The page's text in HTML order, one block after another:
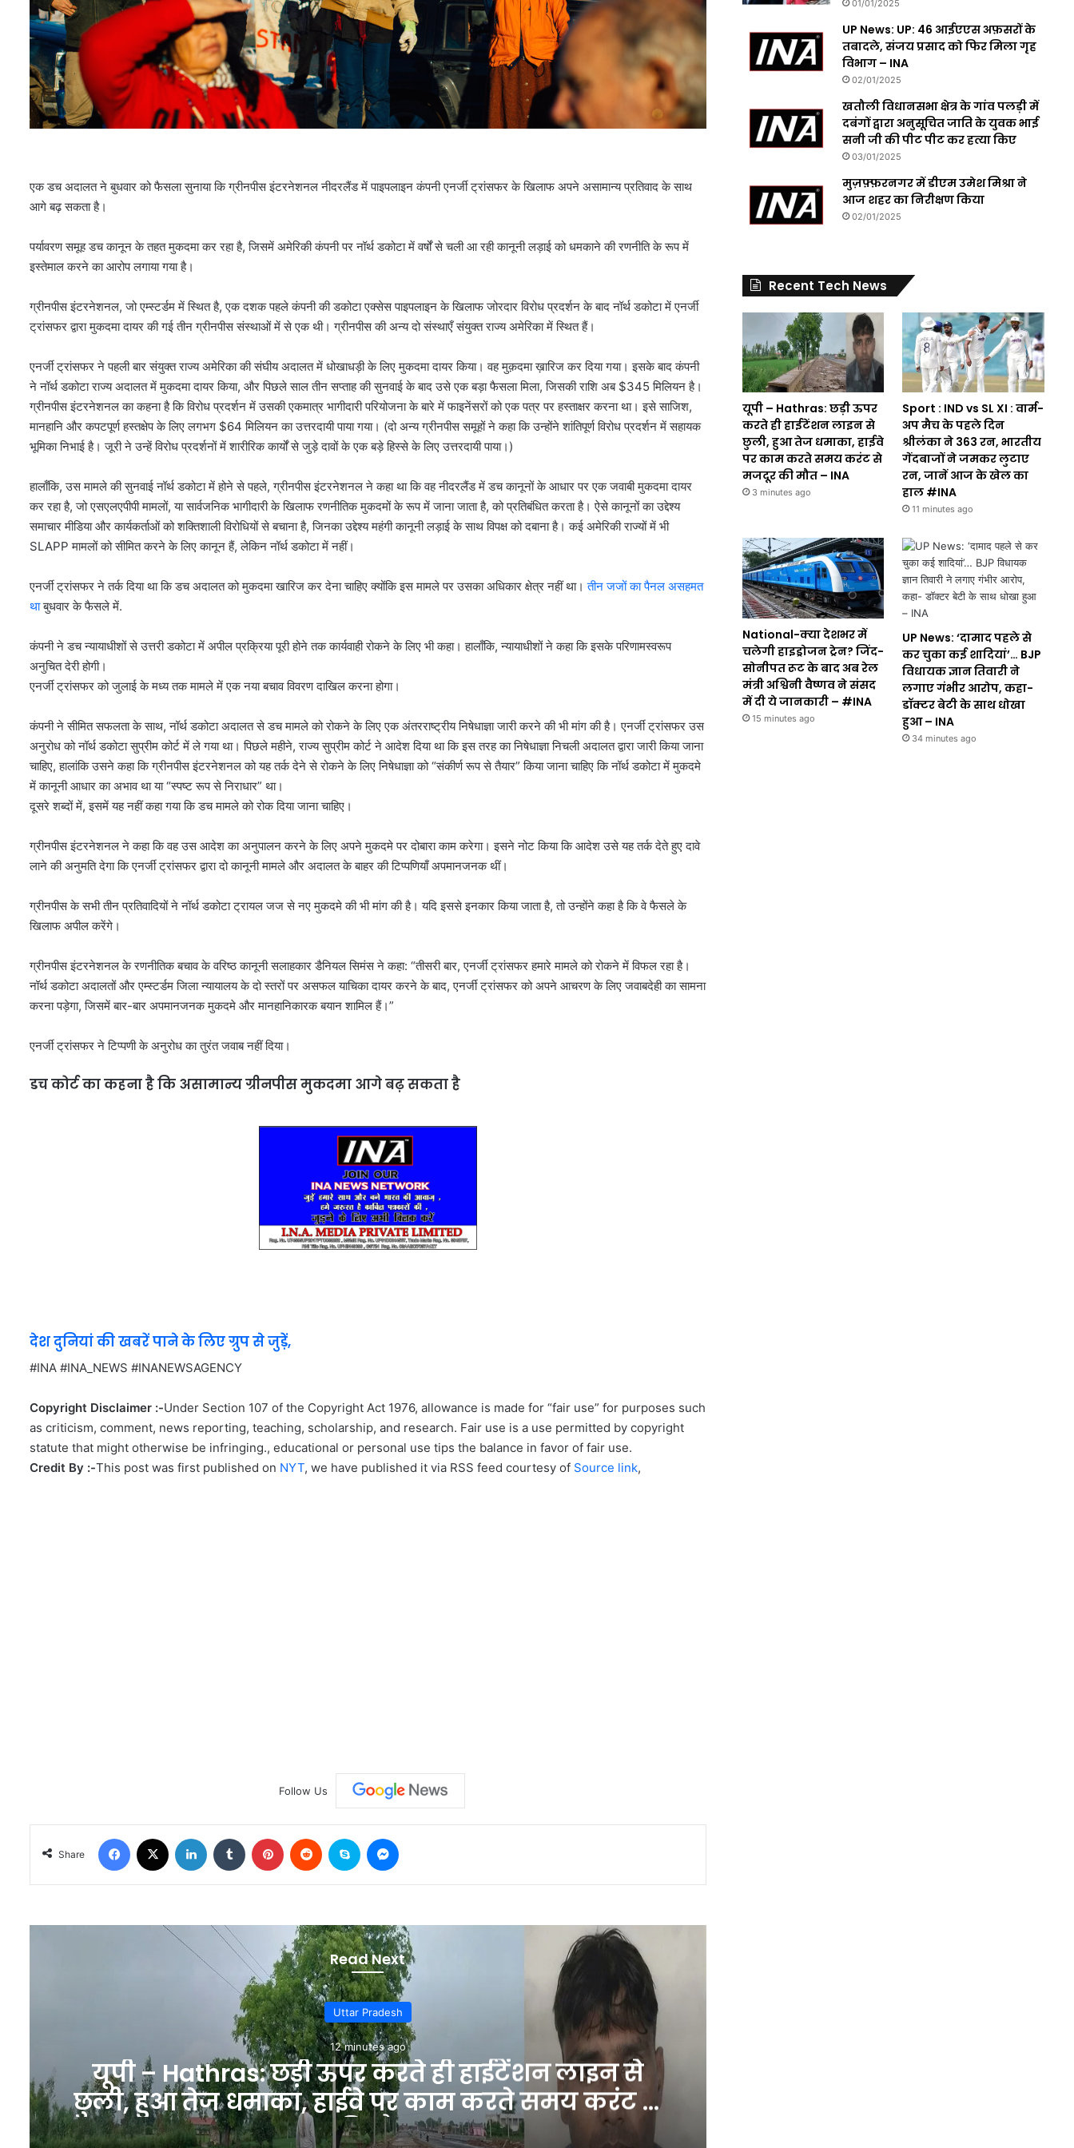
एक डच अदालत ने बुधवार को फैसला सुनाया कि ग्रीनपीस इंटरनेशनल नीदरलैंड में पाइपलाइन कंपनी एनर्जी ट्रांसफर के खिलाफ अपने असामान्य प्रतिवाद के साथ
आगे बढ़ सकता है।
पर्यावरण समूह डच कानून के तहत मुकदमा कर रहा है, जिसमें अमेरिकी कंपनी पर नॉर्थ डकोटा में वर्षों से चली आ रही कानूनी लड़ाई को धमकाने की रणनीति के रूप में
इस्तेमाल करने का आरोप लगाया गया है।
ग्रीनपीस इंटरनेशनल, जो एम्स्टर्डम में स्थित है, एक दशक पहले कंपनी की डकोटा एक्सेस पाइपलाइन के खिलाफ जोरदार विरोध प्रदर्शन के बाद नॉर्थ डकोटा में एनर्जी
ट्रांसफर द्वारा मुकदमा दायर की गई तीन ग्रीनपीस संस्थाओं में से एक थी। ग्रीनपीस की अन्य दो संस्थाएँ संयुक्त राज्य अमेरिका में स्थित हैं।
एनर्जी ट्रांसफर ने पहली बार संयुक्त राज्य अमेरिका की संघीय अदालत में धोखाधड़ी के लिए मुकदमा दायर किया। वह मुक़दमा ख़ारिज कर दिया गया। इसके बाद कंपनी
ने नॉर्थ डकोटा राज्य अदालत में मुकदमा दायर किया, और पिछले साल तीन सप्ताह की सुनवाई के बाद उसे एक बड़ा फैसला मिला, जिसकी राशि अब $345 मिलियन है।
ग्रीनपीस इंटरनेशनल का कहना है कि विरोध प्रदर्शन में उसकी एकमात्र भागीदारी परियोजना के बारे में फाइनेंसरों को एक पत्र पर हस्ताक्षर करना था। इसे साजिश,
मानहानि और कपटपूर्ण हस्तक्षेप के लिए लगभग $64 मिलियन का उत्तरदायी पाया गया। (दो अन्य ग्रीनपीस समूहों ने कहा कि उन्होंने शांतिपूर्ण विरोध प्रदर्शन में सहायक
भूमिका निभाई है। जूरी ने उन्हें विरोध प्रदर्शनों में शारीरिक कार्यों से जुड़े दावों के एक बड़े हिस्से के लिए उत्तरदायी पाया।)
हालाँकि, उस मामले की सुनवाई नॉर्थ डकोटा में होने से पहले, ग्रीनपीस इंटरनेशनल ने कहा था कि वह नीदरलैंड में डच कानूनों के आधार पर एक जवाबी मुकदमा दायर
कर रहा है, जो एसएलएपीपी मामलों, या सार्वजनिक भागीदारी के खिलाफ रणनीतिक मुकदमों के रूप में जाना जाता है, को प्रतिबंधित करता है। ऐसे कानूनों का उद्देश्य
समाचार मीडिया और कार्यकर्ताओं को शक्तिशाली विरोधियों से बचाना है, जिनका उद्देश्य महंगी कानूनी लड़ाई के साथ विपक्ष को दबाना है। कई अमेरिकी राज्यों में भी
SLAPP मामलों को सीमित करने के लिए कानून हैं, लेकिन नॉर्थ डकोटा में नहीं।
एनर्जी ट्रांसफर ने तर्क दिया था कि डच अदालत को मुकदमा खारिज कर देना चाहिए क्योंकि इस मामले पर उसका अधिकार क्षेत्र नहीं था।तीन जजों का पैनल असहमत
थाबुधवार के फैसले में.
कंपनी ने डच न्यायाधीशों से उत्तरी डकोटा में अपील प्रक्रिया पूरी होने तक कार्यवाही रोकने के लिए भी कहा। हालाँकि, न्यायाधीशों ने कहा कि इसके परिणामस्वरूप
अनुचित देरी होगी।
एनर्जी ट्रांसफर को जुलाई के मध्य तक मामले में एक नया बचाव विवरण दाखिल करना होगा।
कंपनी ने सीमित सफलता के साथ, नॉर्थ डकोटा अदालत से डच मामले को रोकने के लिए एक अंतरराष्ट्रीय निषेधाज्ञा जारी करने की भी मांग की है। एनर्जी ट्रांसफर उस
अनुरोध को नॉर्थ डकोटा सुप्रीम कोर्ट में ले गया था। पिछले महीने, राज्य सुप्रीम कोर्ट ने आदेश दिया था कि इस तरह का निषेधाज्ञा निचली अदालत द्वारा जारी किया जाना
चाहिए, हालांकि उसने कहा कि ग्रीनपीस इंटरनेशनल को यह तर्क देने से रोकने के लिए निषेधाज्ञा को “संकीर्ण रूप से तैयार” किया जाना चाहिए कि नॉर्थ डकोटा में मुकदमे
में कानूनी आधार का अभाव था या “स्पष्ट रूप से निराधार” था।
दूसरे शब्दों में, इसमें यह नहीं कहा गया कि डच मामले को रोक दिया जाना चाहिए।
ग्रीनपीस इंटरनेशनल ने कहा कि वह उस आदेश का अनुपालन करने के लिए अपने मुकदमे पर दोबारा काम करेगा। इसने नोट किया कि आदेश उसे यह तर्क देते हुए दावे
लाने की अनुमति देगा कि एनर्जी ट्रांसफर द्वारा दो कानूनी मामले और अदालत के बाहर की टिप्पणियाँ अपमानजनक थीं।
ग्रीनपीस के सभी तीन प्रतिवादियों ने नॉर्थ डकोटा ट्रायल जज से नए मुकदमे की भी मांग की है। यदि इससे इनकार किया जाता है, तो उन्होंने कहा है कि वे फैसले के
खिलाफ अपील करेंगे।
ग्रीनपीस इंटरनेशनल के रणनीतिक बचाव के वरिष्ठ कानूनी सलाहकार डैनियल सिमंस ने कहा: “तीसरी बार, एनर्जी ट्रांसफर हमारे मामले को रोकने में विफल रहा है।
नॉर्थ डकोटा अदालतों और एम्स्टर्डम जिला न्यायालय के दो स्तरों पर असफल याचिका दायर करने के बाद, एनर्जी ट्रांसफर को अपने आचरण के लिए जवाबदेही का सामना
करना पड़ेगा, जिसमें बार-बार अपमानजनक मुकदमे और मानहानिकारक बयान शामिल हैं।”
एनर्जी ट्रांसफर ने टिप्पणी के अनुरोध का तुरंत जवाब नहीं दिया।
डच कोर्ट का कहना है कि असामान्य ग्रीनपीस मुकदमा आगे बढ़ सकता है
देश दुनियां की खबरें पाने के लिए ग्रुप से जुड़ें,
#INA #INA_NEWS #INANEWSAGENCY
Copyright Disclaimer :-Under Section 107 of the Copyright Act 1976, allowance is made for “fair use” for purposes such
as criticism, comment, news reporting, teaching, scholarship, and research. Fair use is a use permitted by copyright
statute that might otherwise be infringing., educational or personal use tips the balance in favor of fair use.
Credit By :-This post was first published on NYT, we have published it via RSS feed courtesy of Source link,
Follow Us
Share
Read Next
Sports
19 minutes ago
Sport : IND vs SL XI : वार्म-अप मैच के पहले दिन
श्रीलंका ने 363 रन, भारतीय गेंदबाजों ने जमकर लुटाए
रन, जानें आज के खेल का हाल #INA
01/01/2025
UP News: UP: 46 आईएएस अफ़सरों के
तबादले, संजय प्रसाद को फिर मिला गृह
विभाग – INA
02/01/2025
खतौली विधानसभा क्षेत्र के गांव पलड़ी में
दबंगों द्वारा अनुसूचित जाति के युवक भाई
सनी जी की पीट पीट कर हत्या किए
03/01/2025
मुज़फ़्फ़रनगर में डीएम उमेश मिश्रा ने
आज शहर का निरीक्षण किया
02/01/2025
Recent Tech News
यूपी – Hathras: छड़ी ऊपर
करते ही हाईटेंशन लाइन से
छुली, हुआ तेज धमाका, हाईवे
पर काम करते समय करंट से
मजदूर की मौत – INA
3 minutes ago
Sport : IND vs SL XI : वार्म-
अप मैच के पहले दिन
श्रीलंका ने 363 रन, भारतीय
गेंदबाजों ने जमकर लुटाए
रन, जानें आज के खेल का
हाल #INA
11 minutes ago
National-क्या देशभर में
चलेगी हाइड्रोजन ट्रेन? जिंद-
सोनीपत रूट के बाद अब रेल
मंत्री अश्विनी वैष्णव ने संसद
में दी ये जानकारी – #INA
15 minutes ago
UP News: ‘दामाद पहले से
कर चुका कई शादियां’… BJP
विधायक ज्ञान तिवारी ने
लगाए गंभीर आरोप, कहा-
डॉक्टर बेटी के साथ धोखा
हुआ – INA
34 minutes ago